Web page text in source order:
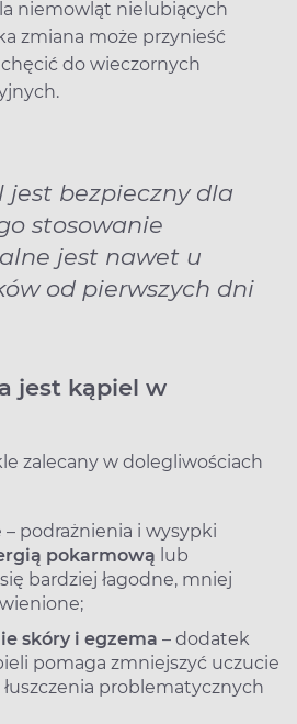
niemowląt nielubiących
zmiana może przynieść
do wieczornych
jest bezpieczny dla
stosowanie
jest nawet u
od pierwszych dni
jest kąpiel w
zalecany w dolegliwościach
podrażnienia i wysypki
pokarmową lub
bardziej łagodne, mniej
skóry i egzema – dodatek
pomaga zmniejszyć uczucie
problematycznych